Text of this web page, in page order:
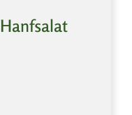
Hanfsalat